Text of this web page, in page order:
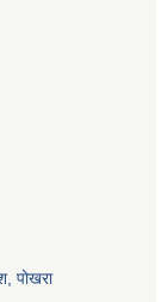
पोखरा